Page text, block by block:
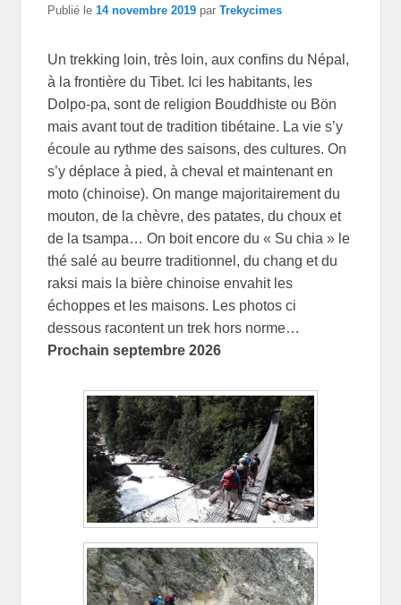
Publié le14 novembre 2019 parTrekycimes
Un trekking loin, très loin, aux confins du Népal,
à la frontière du Tibet. Ici les habitants, les
Dolpo-pa, sont de religion Bouddhiste ou Bön
mais avant tout de tradition tibétaine. La vie s’y
écoule au rythme des saisons, des cultures. On
s’y déplace à pied, à cheval et maintenant en
moto (chinoise). On mange majoritairement du
mouton, de la chèvre, des patates, du choux et
de la tsampa… On boit encore du « Su chia » le
thé salé au beurre traditionnel, du chang et du
raksi mais la bière chinoise envahit les
échoppes et les maisons. Les photos ci
dessous racontent un trek hors norme…
Prochain septembre 2026